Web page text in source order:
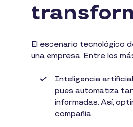
El escenario tecnológico
una empresa. Entre los
Inteligencia
pues automatiza
informadas. Así,
compañía.